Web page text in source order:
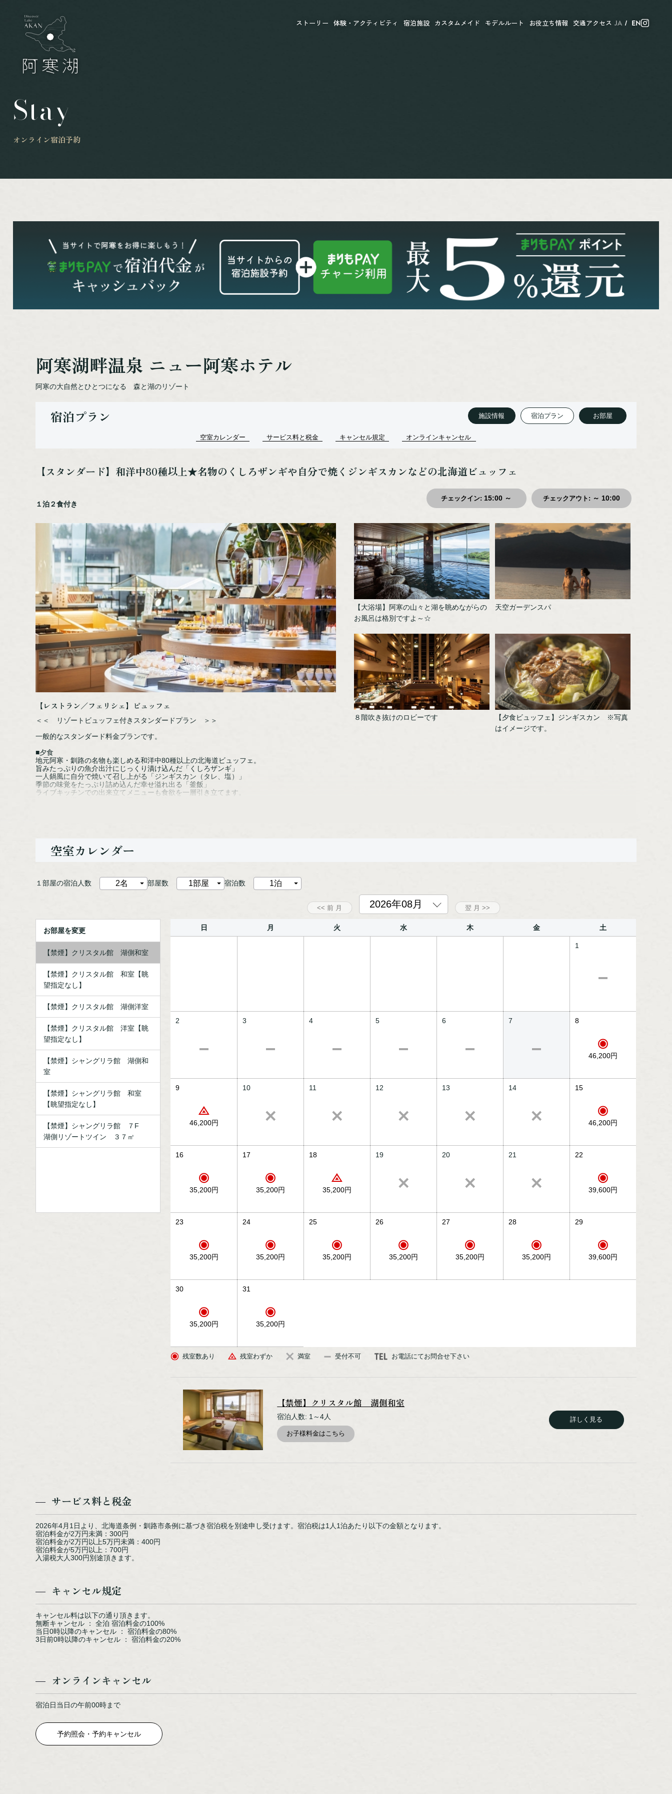
ストーリー 体験・アクティビティ 宿泊施設 カスタムメイド モデルルート お役立ち情報 交通アクセス JA EN
Stay
オンライン宿泊予約
阿寒湖畔温泉 ニュー阿寒ホテル
阿寒の大自然とひとつになる 森と湖のリゾート
施設情報 宿泊プラン お部屋
宿泊プラン
空室カレンダー サービス料と税金 キャンセル規定 オンラインキャンセル
【スタンダード】和洋中80種以上★名物のくしろザンギや自分で焼くジンギスカンなどの北海道ビュッフェ
１泊２食付き
チェックイン: 15:00 ～ チェックアウト : ～ 10:00
【レストラン／フェリシェ】ビュッフェ
＜＜ リゾートビュッフェ付きスタンダードプラン ＞＞
一般的なスタンダード料金プランです。
■夕食
地元阿寒・釧路の名物も楽しめる和洋中80種以上の北海道ビュッフェ。
旨みたっぷりの魚介出汁にじっくり漬け込んだ「くしろザンギ」
一人鍋風に自分で焼いて召し上がる「ジンギスカン（タレ、塩）」
季節の味覚をたっぷり詰め込んだ幸せ溢れ出る「釜飯」
ライブキッチンでの出来立てメニューも食欲を一層引き立てます。
定番メニューはもちろん、北海道らしいメニューも取り揃え、
朝日の差し込む空間で優雅なひとときをお過ごしください。
チェックイン時フロントにて案内致します。
阿寒湖との一体感を味わえるインフィニティ・エッジ・スパ。
阿寒湖や自然の風景を楽しみながら楽しめるスパゾーン。
※脱衣場内に設置されている湯あみ着か、水着の着用が必要です
ただいております。
詳細は公式HPお知らせをご確認下さい。
旅行代理店、ランドオペレーター等、再販、転売を目的としたご予約はお受けできません。
【大浴場】阿寒の山々と湖を眺めながらの
お風呂は格別ですよ～☆
天空ガーデンスパ
８階吹き抜けのロビーです
【夕食ビュッフェ】ジンギスカン ※写真
はイメージです。
空室カレンダー
１部屋の宿泊人数 部屋数 宿泊数
お部屋を変更
【禁煙】クリスタル館 湖側和室
【禁煙】クリスタル館 和室【眺
望指定なし】
【禁煙】クリスタル館 湖側洋室
【禁煙】クリスタル館 洋室【眺
望指定なし】
【禁煙】シャングリラ館 湖側和
室
【禁煙】シャングリラ館 和室
【眺望指定なし】
【禁煙】シャングリラ館 ７F
湖側リゾートツイン ３７㎡
日 月 火 水 木 金 土
1
2 3 4 5 6 7 8
46,200円
9
46,200円
10 11 12 13 14 15
46,200円
16
35,200円
17
35,200円
18
35,200円
19 20 21 22
39,600円
23
35,200円
24
35,200円
25
35,200円
26
35,200円
27
35,200円
28
35,200円
29
39,600円
30
35,200円
31
35,200円
残室数あり 残室わずか 満室 受付不可 お電話にてお問合せ下さい
【禁煙】クリスタル館 湖側和室
宿泊人数: 1～4人
お子様料金はこちら
詳しく見る
サービス料と税金
2026年4月1日より、北海道条例・釧路市条例に基づき宿泊税を別途申し受けます。宿泊税は1人1泊あたり以下の金額となります。
宿泊料金が2万円未満：300円
宿泊料金が2万円以上5万円未満：400円
宿泊料金が5万円以上：700円
入湯税大人300円別途頂きます。
キャンセル規定
キャンセル料は以下の通り頂きます。
無断キャンセル ： 全泊 宿泊料金の100%
当日0時以降のキャンセル ： 宿泊料金の80%
3日前0時以降のキャンセル ： 宿泊料金の20%
オンラインキャンセル
宿泊日当日の午前00時まで
予約照会・予約キャンセル